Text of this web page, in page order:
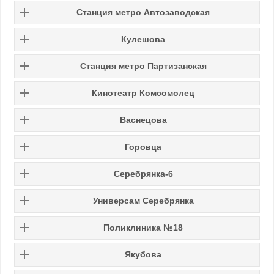
Станция метро Автозаводская
Кулешова
Станция метро Партизанская
Кинотеатр Комсомолец
Васнецова
Горовца
Серебрянка-6
Универсам Серебрянка
Поликлиника №18
Якубова